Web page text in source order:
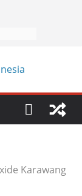
Karawang